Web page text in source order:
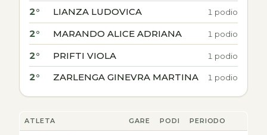
2° LIANZA LUDOVICA 1 podio
2° MARANDO ALICE ADRIANA 1 podio
2° PRIFTI VIOLA 1 podio
2° ZARLENGA GINEVRA MARTINA 1 podio
ATLETA GARE PODI PERIODO